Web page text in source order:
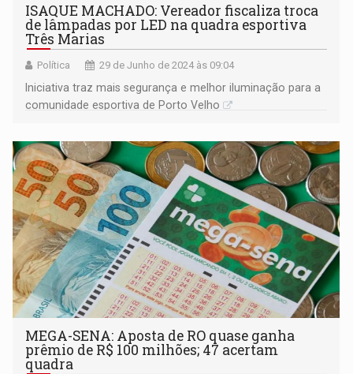
ISAQUE MACHADO: Vereador fiscaliza troca
de lâmpadas por LED na quadra esportiva
Três Marias
Política 29 de Junho de 2024 às 09:04
Iniciativa traz mais segurança e melhor iluminação para a
comunidade esportiva de Porto Velho
MEGA-SENA: Aposta de RO quase ganha
prêmio de R$ 100 milhões; 47 acertam
quadra